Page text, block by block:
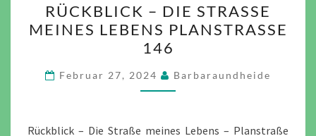
–
DIE
STRASSE M
EINES L
EBENS P
6
RÜCKBLICK – DIE STRASSE M
EINES LEBENS PLANSTRASSE 14
6
Februar 27, 2024 Barbaraundheide
Rückblick – Die Straße meines Lebens – Planstraße